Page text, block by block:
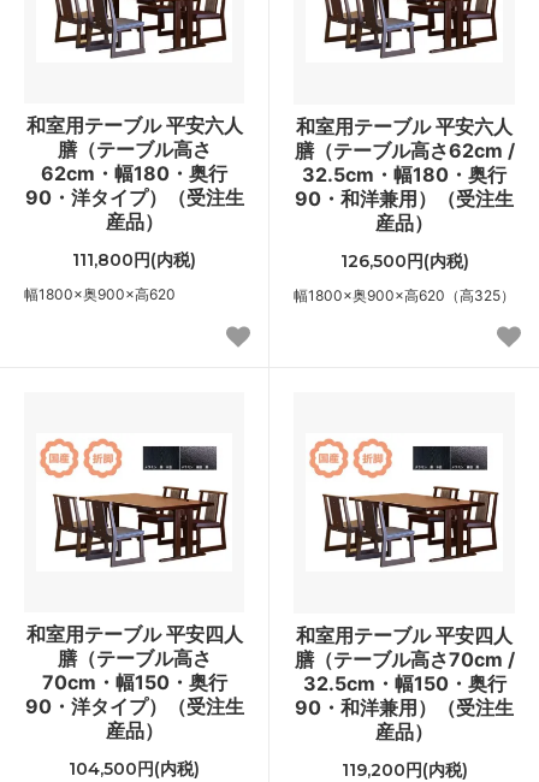
和室用テーブル 平安六人
膳（テーブル高さ
62cm・幅180・奥行
90・洋タイプ）（受注生
産品）
111,800円(内税)
幅1800×奥900×高620
和室用テーブル 平安六人
膳（テーブル高さ62cm /
32.5cm・幅180・奥行
90・和洋兼用）（受注生
産品）
126,500円(内税)
幅1800×奥900×高620（高325）
和室用テーブル 平安四人
膳（テーブル高さ
70cm・幅150・奥行
90・洋タイプ）（受注生
産品）
104,500円(内税)
和室用テーブル 平安四人
膳（テーブル高さ70cm /
32.5cm・幅150・奥行
90・和洋兼用）（受注生
産品）
119,200円(内税)